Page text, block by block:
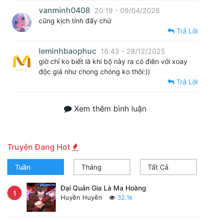
vanminh0408
20:19 - 09/04/2026
cũng kịch tính đấy chứ
Trả Lời
leminhbaophuc 16:43 - 28/12/2025
giờ chỉ ko biết là khi bộ này ra có điên với xoay
độc giả như chong chóng ko thôi:))
Trả Lời
Xem thêm bình luận
Truyện Đang Hot
Tuần Tháng Tất Cả
1
Đại Quản Gia Là Ma Hoàng
Huyền Huyễn 32.1k